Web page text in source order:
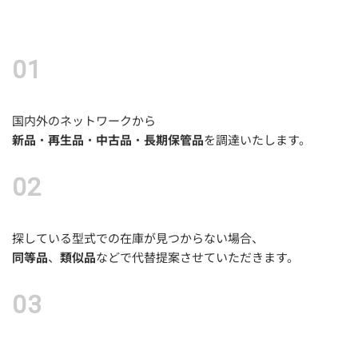
国内外のネットワークから
新品 ・ 再生品 ・ 中古品 ・ 長期保管品を調達いたします。
探している型式での在庫が見つからない場合、
同等品、 類似品などで代替提案させていただきます。